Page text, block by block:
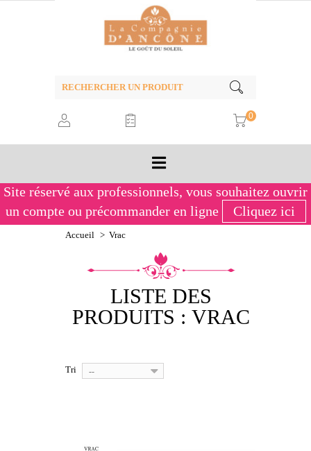
0
Site réservé aux professionnels, vous souhaitez ouvrir
un compte ou précommander en ligne
Cliquez ici
Accueil > Vrac
LISTE DES
PRODUITS : VRAC
Tri --